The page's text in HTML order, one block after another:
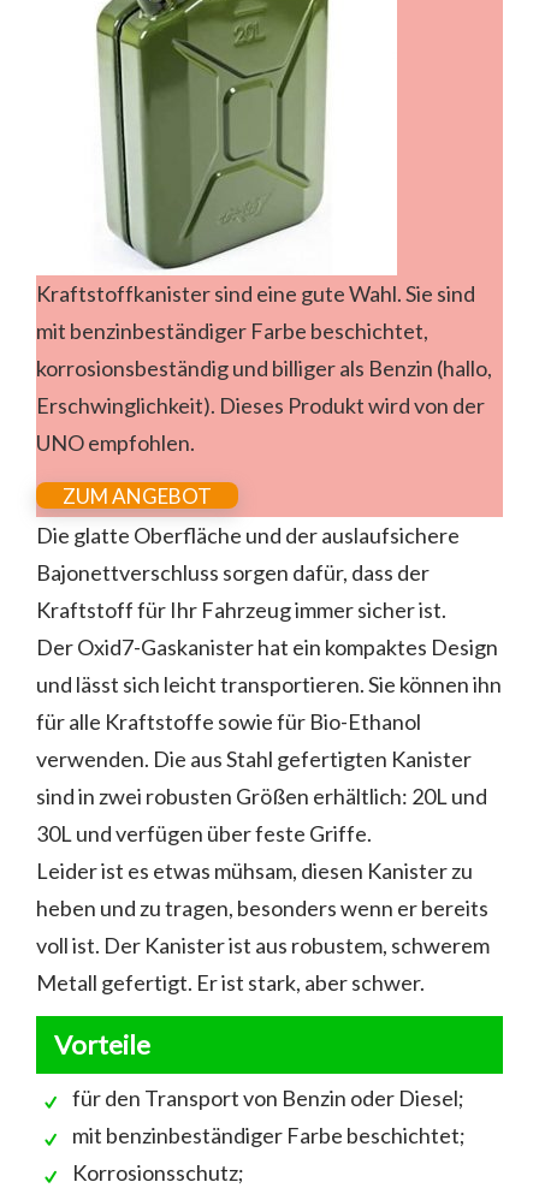
Kraftstoffkanister sind eine gute Wahl. Sie sind
mit benzinbeständiger Farbe beschichtet,
korrosionsbeständig und billiger als Benzin (hallo,
Erschwinglichkeit). Dieses Produkt wird von der
UNO empfohlen.
ZUM ANGEBOT
Die glatte Oberfläche und der auslaufsichere
Bajonettverschluss sorgen dafür, dass der
Kraftstoff für Ihr Fahrzeug immer sicher ist.
Der Oxid7-Gaskanister hat ein kompaktes Design
und lässt sich leicht transportieren. Sie können ihn
für alle Kraftstoffe sowie für Bio-Ethanol
verwenden. Die aus Stahl gefertigten Kanister
sind in zwei robusten Größen erhältlich: 20L und
30L und verfügen über feste Griffe.
Leider ist es etwas mühsam, diesen Kanister zu
heben und zu tragen, besonders wenn er bereits
voll ist. Der Kanister ist aus robustem, schwerem
Metall gefertigt. Er ist stark, aber schwer.
Vorteile
für den Transport von Benzin oder Diesel;
mit benzinbeständiger Farbe beschichtet;
Korrosionsschutz;